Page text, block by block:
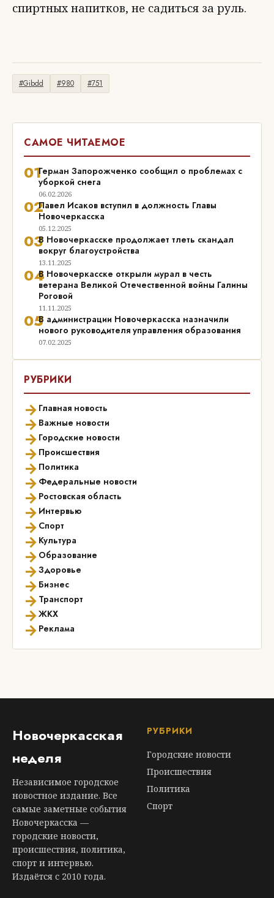
спиртных напитков, не садиться за руль.
#Gibdd #980 #751
САМОЕ ЧИТАЕМОЕ
01Герман Запорожченко сообщил о проблемах с
уборкой снега
06.02.2026
02Павел Исаков вступил в должность Главы
Новочеркасска
05.12.2025
03В Новочеркасске продолжает тлеть скандал
вокруг благоустройства
13.11.2025
04В Новочеркасске открыли мурал в честь
ветерана Великой Отечественной войны Галины
Роговой
11.11.2025
05В администрации Новочеркасска назначили
нового руководителя управления образования
07.02.2025
РУБРИКИ
→ Главная новость
→ Важные новости
→ Городские новости
→ Происшествия
→ Политика
→ Федеральные новости
→ Ростовская область
→ Интервью
→ Спорт
→ Культура
→ Образование
→Здоровье
→ Бизнес
→ Транспорт
→ЖКХ
→ Реклама
Новочеркасская
неделя
Независимое городское
новостное издание. Все
самые заметные события
Новочеркасска —
городские новости,
происшествия, политика,
спорт и интервью.
Издаётся с 2010 года.
РУБРИКИ
Городские новости
Происшествия
Политика
Спорт